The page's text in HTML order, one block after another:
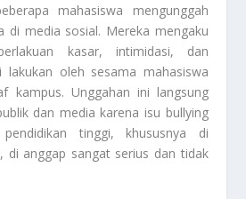
mahasiswa mengunggah
di media sosial. Mereka mengaku
kasar, intimidasi, dan
lakukan oleh sesama mahasiswa
kampus. Unggahan ini langsung
dan media karena isu bullying
tinggi, khususnya di
di anggap sangat serius dan tidak